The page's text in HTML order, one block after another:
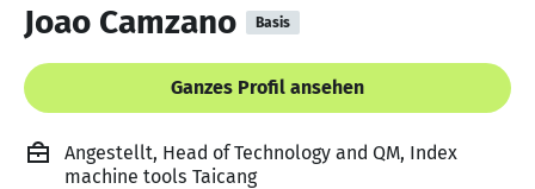
Joao Camzano Basis
Ganzes Profil ansehen
Angestellt, Head of Technology and QM, Index
machine tools Taicang